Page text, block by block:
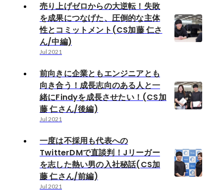
売り上げゼロからの大逆転！失敗
を成果につなげた、圧倒的な主体
性とコミットメント(CS加藤 仁さ
ん/中編)
Jul 2021
前向きに企業ともエンジニアとも
向き合う！成長志向のある人と一
緒にFindyを成長させたい！(CS加
藤 仁さん/後編)
Jul 2021
一度は不採用も代表への
TwitterDMで直談判！Jリーガー
を志した熱い男の入社秘話(CS加
藤 仁さん/前編)
Jul 2021